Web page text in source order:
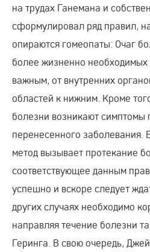
на трудах Ганемана и
сформулировал ряд правил,
опираются гомеопаты: Очаг
более жизненно необходимых
важным, от внутренних
областей к нижним. Кроме
болезни возникают симптомы
перенесенного заболевания.
метод вызывает протекание
соответствующее данным
успешно и вскоре следует
других случаях необходимо
направляя течение болезни
Геринга. В свою очередь,